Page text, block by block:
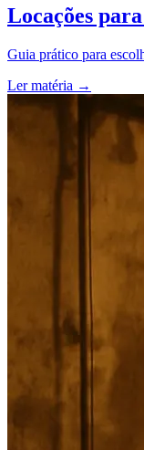
Locações
Guia prático para
Ler matéria →